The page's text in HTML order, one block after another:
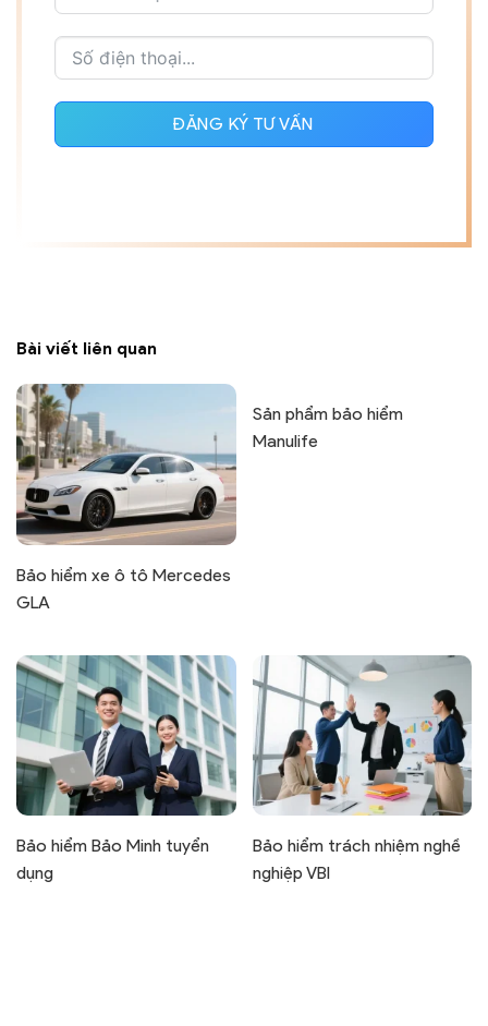
ĐĂNG KÝ TƯ VẤN
Bài viết liên quan
Bảo hiểm xe ô tô Mercedes
GLA
Sản phẩm bảo hiểm
Manulife
Bảo hiểm Bảo Minh tuyển
dụng
Bảo hiểm trách nhiệm nghề
nghiệp VBI